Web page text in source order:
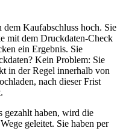
Kaufabschluss hoch. Sie
mit dem Druckdaten-Check
ein Ergebnis. Sie
Kein Problem: Sie
in der Regel innerhalb von
nach dieser Frist
gezahlt haben, wird die
geleitet. Sie haben per